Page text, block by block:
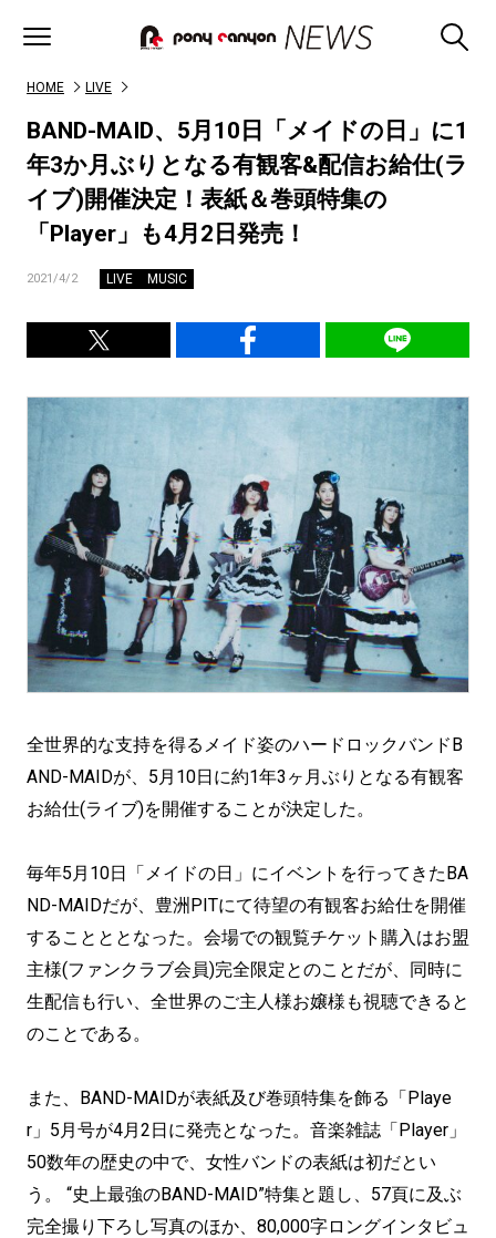
HOME LIVE
BAND-MAID、5月10日「メイドの日」に1
年3か月ぶりとなる有観客&配信お給仕(ラ
イブ)開催決定！表紙＆巻頭特集の
「Player」も4月2日発売！
2021/4/2 LIVE MUSIC
全世界的な支持を得るメイド姿のハードロックバンドB
AND-MAIDが、5月10日に約1年3ヶ月ぶりとなる有観客
お給仕(ライブ)を開催することが決定した。
毎年5月10日「メイドの日」にイベントを行ってきたBA
ND-MAIDだが、豊洲PITにて待望の有観客お給仕を開催
することととなった。会場での観覧チケット購入はお盟
主様(ファンクラブ会員)完全限定とのことだが、同時に
生配信も行い、全世界のご主人様お嬢様も視聴できると
のことである。
また、BAND-MAIDが表紙及び巻頭特集を飾る「Playe
r」5月号が4月2日に発売となった。音楽雑誌「Player」
50数年の歴史の中で、女性バンドの表紙は初だとい
う。 “史上最強のBAND-MAID”特集と題し、57頁に及ぶ
完全撮り下ろし写真のほか、80,000字ロングインタビュ